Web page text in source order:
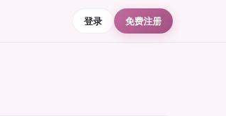
登录 免费注册